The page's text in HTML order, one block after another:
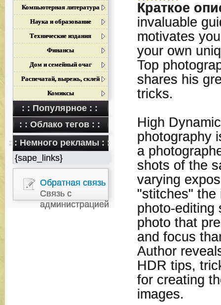
Компьютерная литература
Наука и образование
Технические издания
Финансы
Дом и семейный очаг
Распечатай, вырежь, склей
Комиксы
: : Популярное : :
: : Облако тегов : :
: : Немного рекламы : :
{sape_links}
Обратная связь
Связь с
администрацией
Краткое
invaluable
motivates
your own
Top
shares his
tricks.
High
photography
a
shots of the
varying
"stitches" the
photo-editing
photo that
and focus
Author
HDR tips,
for creating
images.